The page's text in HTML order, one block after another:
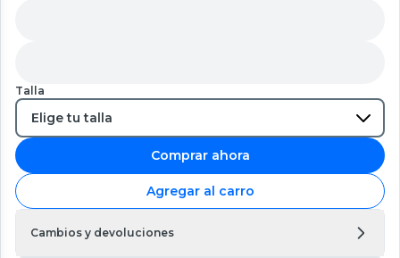
Talla
Comprar ahora
Agregar al carro
Cambios y devoluciones